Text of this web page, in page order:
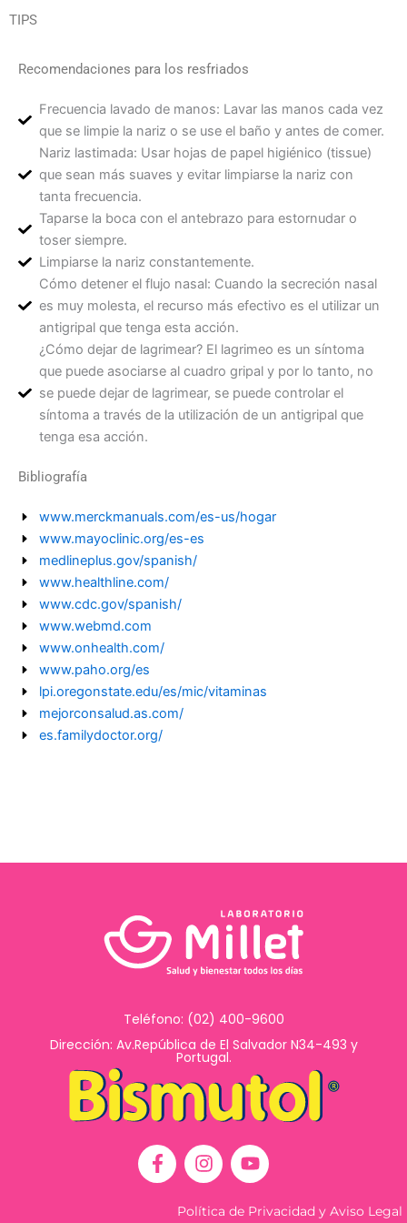
TIPS
Recomendaciones para los resfriados
Frecuencia lavado de manos: Lavar las manos cada vez
que se limpie la nariz o se use el baño y antes de comer.
Nariz lastimada: Usar hojas de papel higiénico (tissue)
que sean más suaves y evitar limpiarse la nariz con
tanta frecuencia.
Taparse la boca con el antebrazo para estornudar o
toser siempre.
Limpiarse la nariz constantemente.
Cómo detener el flujo nasal: Cuando la secreción nasal
es muy molesta, el recurso más efectivo es el utilizar un
antigripal que tenga esta acción.
¿Cómo dejar de lagrimear? El lagrimeo es un síntoma
que puede asociarse al cuadro gripal y por lo tanto, no
se puede dejar de lagrimear, se puede controlar el
síntoma a través de la utilización de un antigripal que
tenga esa acción.
Bibliografía
www.merckmanuals.com/es-us/hogar
www.mayoclinic.org/es-es
medlineplus.gov/spanish/
www.healthline.com/
www.cdc.gov/spanish/
www.webmd.com
www.onhealth.com/
www.paho.org/es
lpi.oregonstate.edu/es/mic/vitaminas
mejorconsalud.as.com/
es.familydoctor.org/
Teléfono: (02) 400-9600
Dirección: Av.República de El Salvador N34-493 y
Portugal.
F
a
I
n
t
Y
o
t
Política de Privacidad y Aviso Legal